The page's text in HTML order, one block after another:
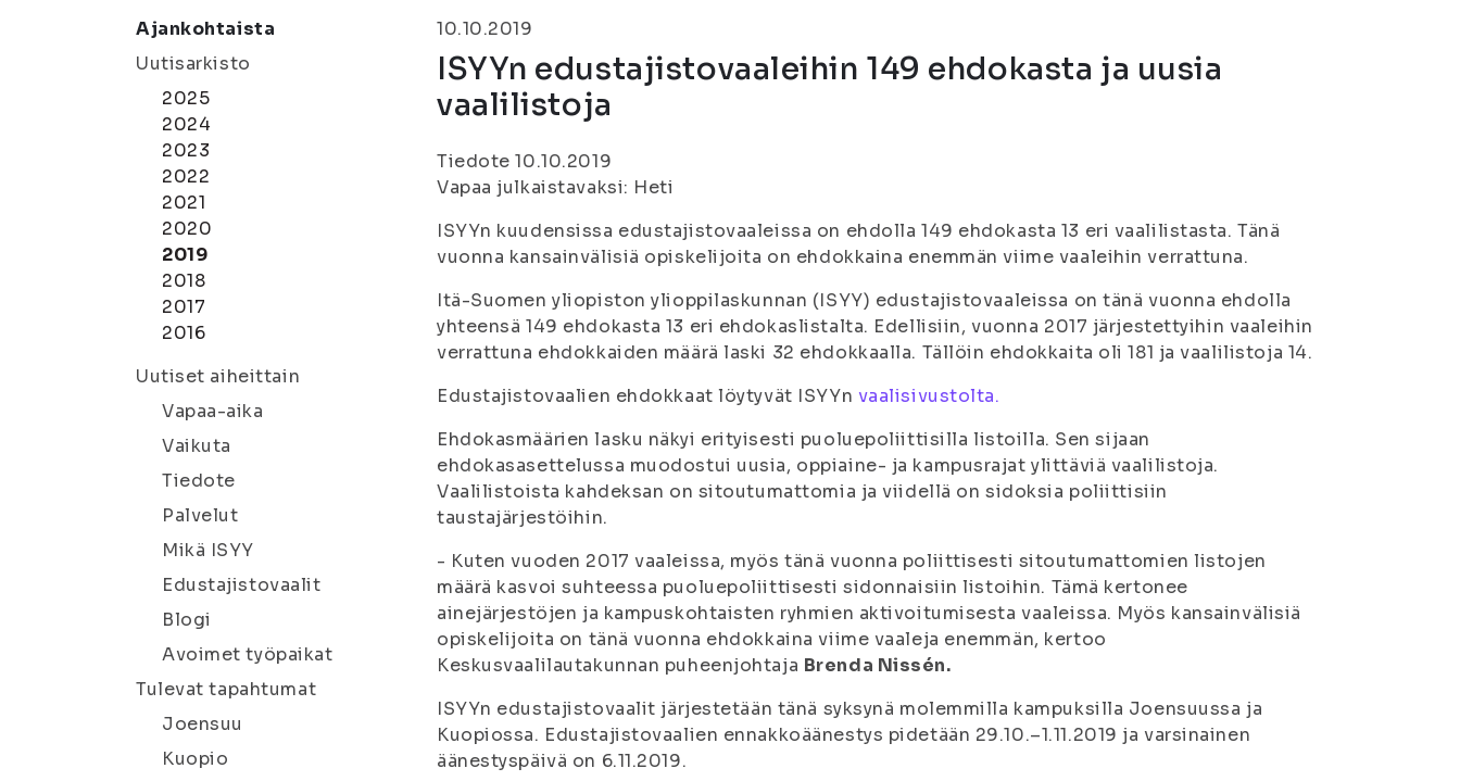
Ajankohtaista
Uutisarkisto
2025
2024
2023
2022
2021
2020
2019
2018
2017
2016
Uutiset aiheittain
Vapaa-aika
Vaikuta
Tiedote
Palvelut
Mikä ISYY
Edustajistovaalit
Blogi
Avoimet työpaikat
Tulevat tapahtumat
Joensuu
Kuopio
10.10.2019
ISYYn edustajistovaaleihin 149 ehdokasta ja uusia
vaalilistoja
Tiedote 10.10.2019
Vapaa julkaistavaksi: Heti
ISYYn kuudensissa edustajistovaaleissa on ehdolla 149 ehdokasta 13 eri vaalilistasta. Tänä
vuonna kansainvälisiä opiskelijoita on ehdokkaina enemmän viime vaaleihin verrattuna.
Itä-Suomen yliopiston ylioppilaskunnan (ISYY) edustajistovaaleissa on tänä vuonna ehdolla
yhteensä 149 ehdokasta 13 eri ehdokaslistalta. Edellisiin, vuonna 2017 järjestettyihin vaaleihin
verrattuna ehdokkaiden määrä laski 32 ehdokkaalla. Tällöin ehdokkaita oli 181 ja vaalilistoja 14.
Edustajistovaalien ehdokkaat löytyvät ISYYn vaalisivustolta.
Ehdokasmäärien lasku näkyi erityisesti puoluepoliittisilla listoilla. Sen sijaan
ehdokasasettelussa muodostui uusia, oppiaine- ja kampusrajat ylittäviä vaalilistoja.
Vaalilistoista kahdeksan on sitoutumattomia ja viidellä on sidoksia poliittisiin
taustajärjestöihin.
- Kuten vuoden 2017 vaaleissa, myös tänä vuonna poliittisesti sitoutumattomien listojen
määrä kasvoi suhteessa puoluepoliittisesti sidonnaisiin listoihin. Tämä kertonee
ainejärjestöjen ja kampuskohtaisten ryhmien aktivoitumisesta vaaleissa. Myös kansainvälisiä
opiskelijoita on tänä vuonna ehdokkaina viime vaaleja enemmän, kertoo
Keskusvaalilautakunnan puheenjohtaja Brenda Nissén.
ISYYn edustajistovaalit järjestetään tänä syksynä molemmilla kampuksilla Joensuussa ja
Kuopiossa. Edustajistovaalien ennakkoäänestys pidetään 29.10.–1.11.2019 ja varsinainen
äänestyspäivä on 6.11.2019.